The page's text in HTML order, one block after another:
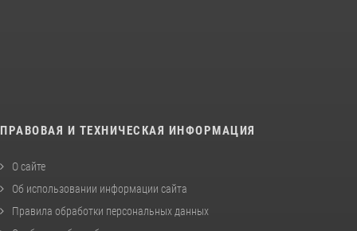
ПРАВОВАЯ И ТЕХНИЧЕСКАЯ ИНФОРМАЦИЯ
О сайте
Об использовании информации сайта
Правила обработки персональных данных